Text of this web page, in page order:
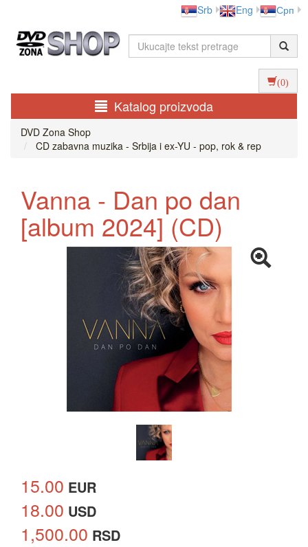
Srb Eng Срп
(0)
Katalog proizvoda
DVD Zona Shop
CD zabavna muzika - Srbija i ex-YU - pop, rok & rep
Vanna - Dan po dan
[album 2024] (CD)
15.00 EUR
18.00 USD
1,500.00 RSD